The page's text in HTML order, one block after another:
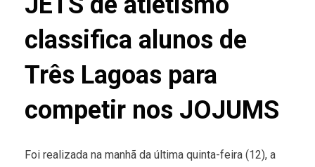
classifica alunos de
Três Lagoas para
competir nos JOJUMS
Foi realizada na manhã da última quinta-feira (12), a